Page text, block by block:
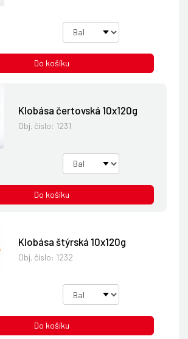
Do košíku
Klobása čertovská 10x120g
Obj. číslo: 1231
Do košíku
Klobása štýrská 10x120g
Obj. číslo: 1232
Do košíku